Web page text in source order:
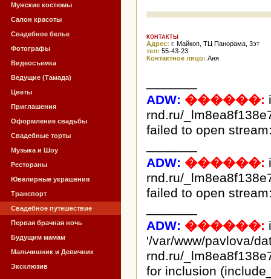
Мужские костюмы
Салон красоты
Свадебное белье
Фотографы
Видеосъемка
Ведущие (Тамада)
Цветы
Приглашения
Оформление свадьбы
Свадебные торты
Музыка и Шоу
Рестораны
Ювелирные украшения
Транспорт
Свадебное путешествие
Первая брачная ночь
Будущим мамам
Мальчишник и Девичник
Эксклюзив
КОНТАКТЫ
Адрес: г. Майкоп, ТЦ Панорама, 3эт
тел: 55-43-23
Контактное лицо: Аня
ADW: ������:
rnd.ru/
failed to open
ADW: ������:
rnd.ru/
failed to open
ADW: ������:
'/var/www/pavlova/
rnd.ru/
for inclusion